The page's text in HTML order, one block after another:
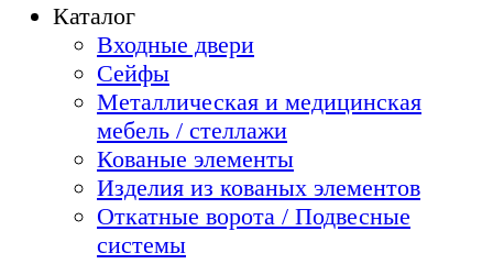
Каталог
Входные двери
Сейфы
Металлическая и медицинская
мебель / стеллажи
Кованые элементы
Изделия из кованых элементов
Откатные ворота / Подвесные
системы